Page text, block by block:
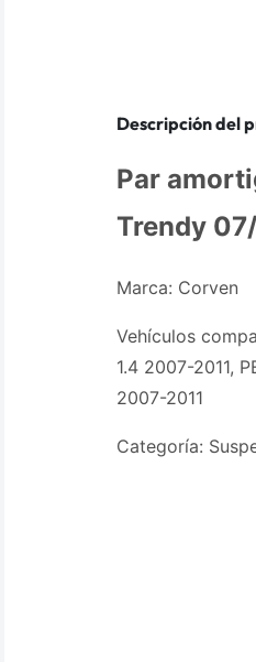
Descripción del
Par
Trendy 07/
Marca: Corven
Vehículos
1.4 2007-2011,
2007-2011
Categoría: